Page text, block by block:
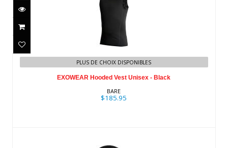
EXOWEAR Hooded Vest Unisex - Black
$185.95
PLUS DE CHOIX DISPONIBLES
EXOWEAR Hooded Vest Unisex - Black
BARE
$185.95